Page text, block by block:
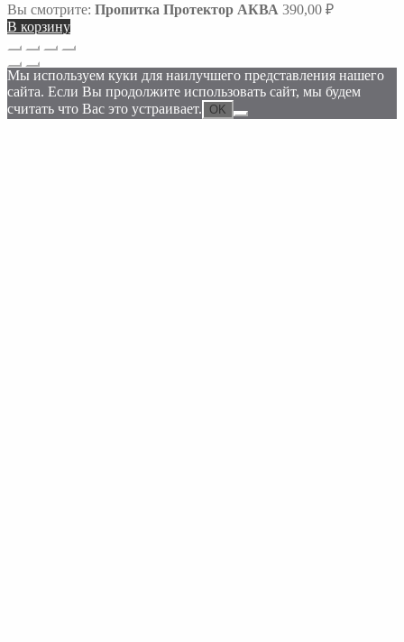
Вы смотрите: Пропитка Протектор АКВА 390,00 ₽
В корзину
Прокрутка
вверх
Мы используем куки для наилучшего представления нашего
сайта. Если Вы продолжите использовать сайт, мы будем
считать что Вас это устраивает.
OK